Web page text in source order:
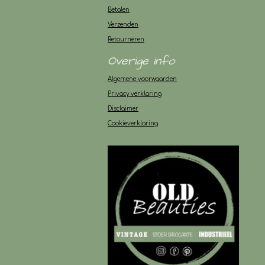
Betalen
Verzenden
Retourneren
Overige info
Algemene voorwaarden
Privacy verklaring
Disclaimer
Cookieverklaring